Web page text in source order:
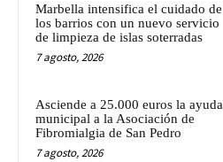
Marbella intensifica el cuidado de
los barrios con un nuevo servicio
de limpieza de islas soterradas
7 agosto, 2026
Asciende a 25.000 euros la ayuda
municipal a la Asociación de
Fibromialgia de San Pedro
7 agosto, 2026